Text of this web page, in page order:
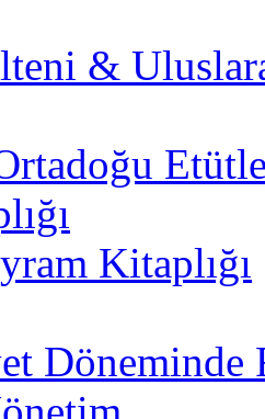
&
Kitaplığı
Döneminde